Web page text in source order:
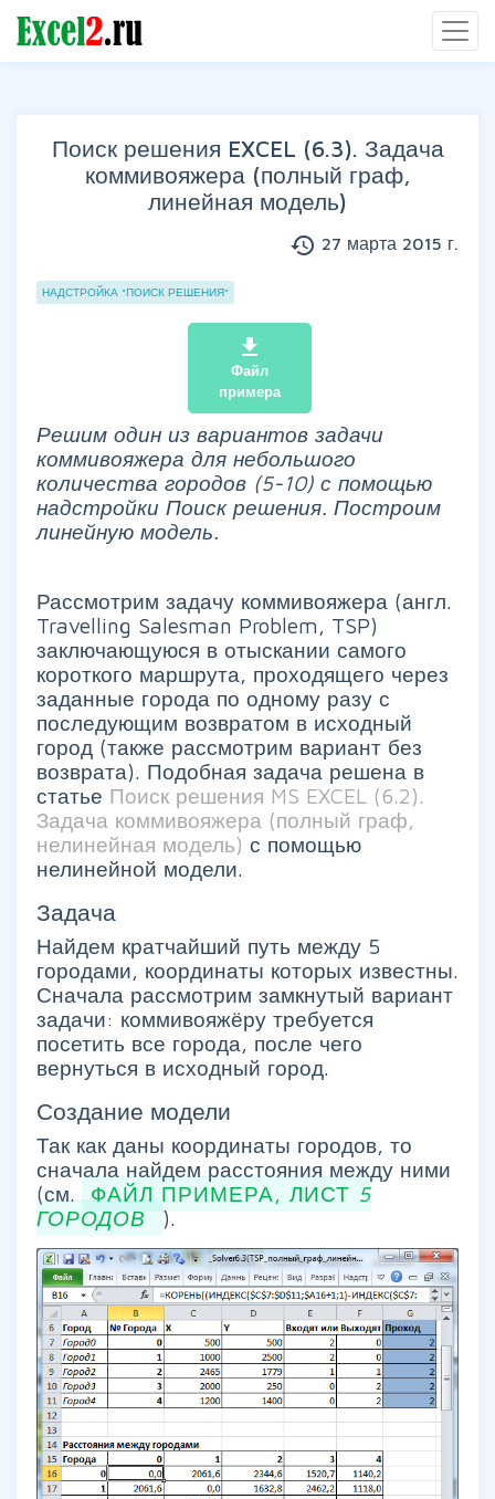
Поиск решения EXCEL (6.3). Задача
коммивояжера (полный граф,
линейная модель)
history 27 марта 2015 г.
Группы статей
НАДСТРОЙКА "ПОИСК РЕШЕНИЯ"
file_download
Файл
примера
Решим один из вариантов задачи
коммивояжера для небольшого
количества городов (5-10) с помощью
надстройки Поиск решения. Построим
линейную модель.
Рассмотрим задачу коммивояжера (англ.
Travelling Salesman Problem, TSP)
заключающуюся в отыскании самого
короткого маршрута, проходящего через
заданные города по одному разу с
последующим возвратом в исходный
город (также рассмотрим вариант без
возврата). Подобная задача решена в
статье Поиск решения MS EXCEL (6.2).
Задача коммивояжера (полный граф,
нелинейная модель) с помощью
нелинейной модели.
Задача
Найдем кратчайший путь между 5
городами, координаты которых известны.
Сначала рассмотрим замкнутый вариант
задачи: коммивояжёру требуется
посетить все города, после чего
вернуться в исходный город.
Создание модели
Так как даны координаты городов, то
сначала найдем расстояния между ними
(см.
ФАЙЛ ПРИМЕРА, ЛИСТ 5
ГОРОДОВ
).